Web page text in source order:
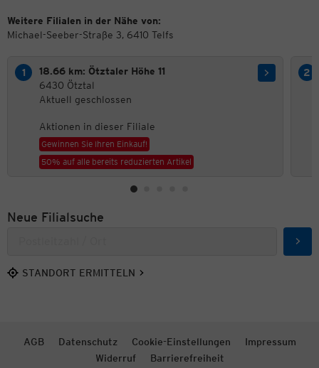
Weitere Filialen in der Nähe von:
Michael-Seeber-Straße 3, 6410 Telfs
18.66 km: Ötztaler Höhe 11
6430 Ötztal
Aktuell geschlossen
Aktionen in dieser Filiale
Gewinnen Sie Ihren Einkauf!
50% auf alle bereits reduzierten Artikel
Neue Filialsuche
STANDORT ERMITTELN
AGB Datenschutz Cookie-Einstellungen
Impressum
Widerruf
Barrierefreiheit